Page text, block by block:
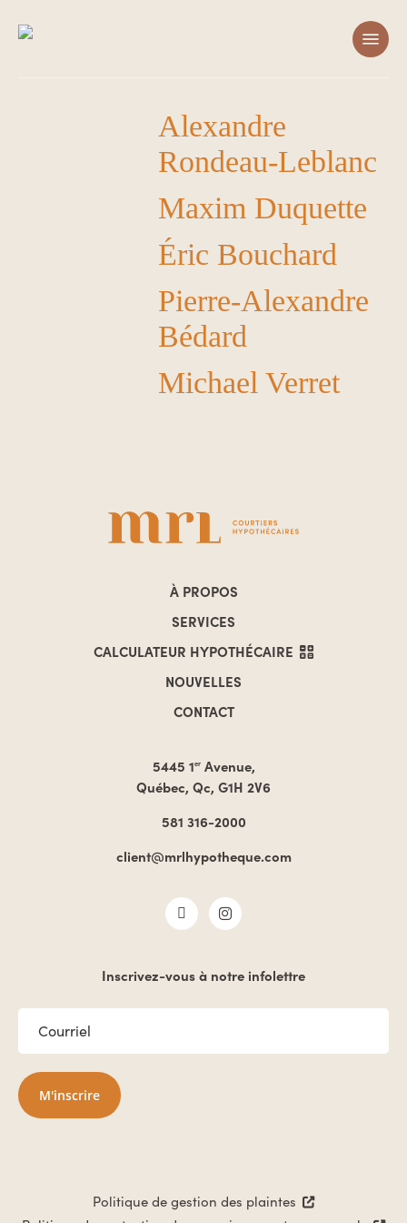
Menu
Alexandre
Rondeau-Leblanc
Maxim Duquette
Éric Bouchard
Pierre-Alexandre
Bédard
Michael Verret
À PROPOS
SERVICES
CALCULATEUR HYPOTHÉCAIRE
NOUVELLES
CONTACT
5445 1erAvenue,
Québec, Qc, G1H 2V6
581 316-2000
client@mrlhypotheque.com
Inscrivez-vous à notre infolettre
M'inscrire
Politique de gestion des plaintes